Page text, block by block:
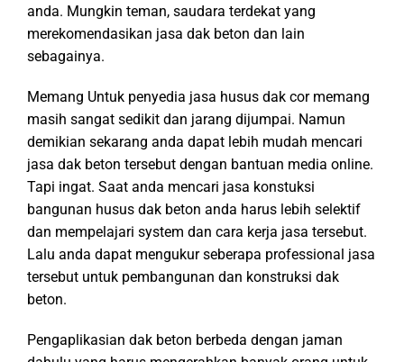
anda. Mungkin teman, saudara terdekat yang
merekomendasikan jasa dak beton dan lain
sebagainya.
Memang Untuk penyedia jasa husus dak cor memang
masih sangat sedikit dan jarang dijumpai. Namun
demikian sekarang anda dapat lebih mudah mencari
jasa dak beton tersebut dengan bantuan media online.
Tapi ingat. Saat anda mencari jasa konstuksi
bangunan husus dak beton anda harus lebih selektif
dan mempelajari system dan cara kerja jasa tersebut.
Lalu anda dapat mengukur seberapa professional jasa
tersebut untuk pembangunan dan konstruksi dak
beton.
Pengaplikasian dak beton berbeda dengan jaman